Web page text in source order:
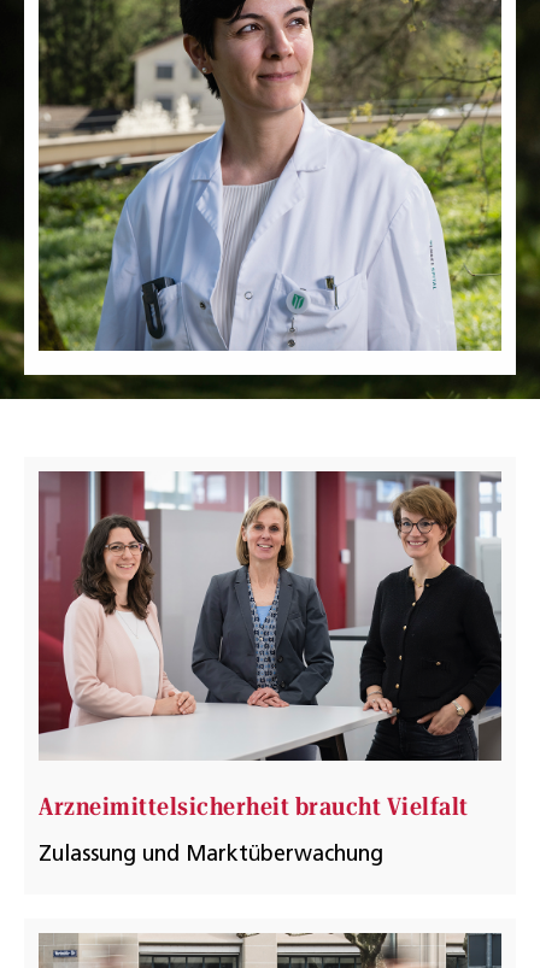
Arzneimittelsicherheit braucht Vielfalt
Zulassung und Marktüberwachung